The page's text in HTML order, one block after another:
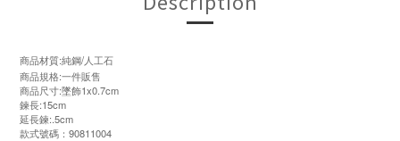
商品材質:純鋼/人工石
商品規格:一件販售
商品尺寸:墜飾1x0.7cm
鍊長:15cm
延長鍊:.5cm
款式號碼：90811004